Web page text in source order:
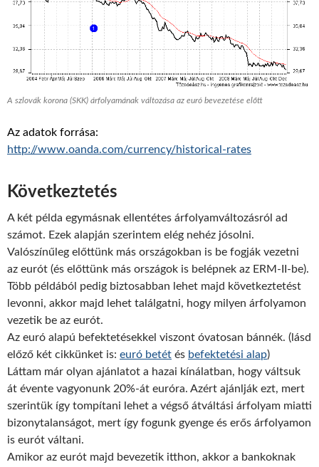
A szlovák korona (SKK) árfolyamának változása az euró bevezetése előtt
Az adatok forrása:
http://www.oanda.com/currency/historical-rates
Következtetés
A két példa egymásnak ellentétes árfolyamváltozásról ad
számot. Ezek alapján szerintem elég nehéz jósolni.
Valószínűleg előttünk más országokban is be fogják vezetni
az eurót (és előttünk más országok is belépnek az ERM-II-be).
Több példából pedig biztosabban lehet majd következtetést
levonni, akkor majd lehet találgatni, hogy milyen árfolyamon
vezetik be az eurót.
Az euró alapú befektetésekkel viszont óvatosan bánnék. (lásd
előző két cikkünket is: euró betét és befektetési alap)
Láttam már olyan ajánlatot a hazai kínálatban, hogy váltsuk
át évente vagyonunk 20%-át euróra. Azért ajánlják ezt, mert
szerintük így tompítani lehet a végső átváltási árfolyam miatti
bizonytalanságot, mert így fogunk gyenge és erős árfolyamon
is eurót váltani.
Amikor az eurót majd bevezetik itthon, akkor a bankoknak